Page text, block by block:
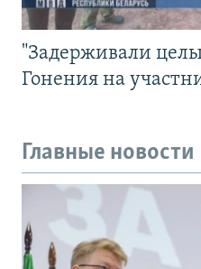
"Задерживали
Гонения на
Главные новости